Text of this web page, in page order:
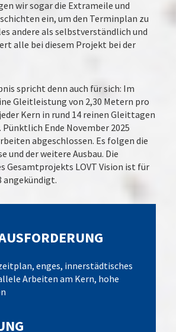
wir sogar die Extrameile und
ein, um den Terminplan zu
andere als selbstverständlich und
alle bei diesem Projekt bei der
spricht denn auch für sich: Im
Gleitleistung von 2,30 Metern pro
Kern in rund 14 reinen Gleittagen
Ende November 2025
abgeschlossen. Es folgen die
und der weitere Ausbau. Die
Gesamtprojekts LOVT Vision ist für
angekündigt.
enges, innerstädtisches
Arbeiten am Kern, hohe